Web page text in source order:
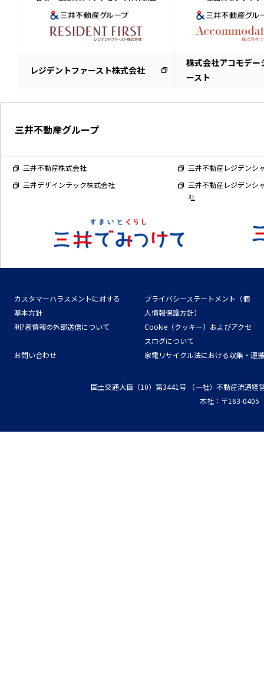
レジデントファースト株式会社
株式会社アコモデー
ースト
三井不動産グループ
三井不動産株式会社
三井不動産レジデンシ
三井デザインテック株式会社
三井不動産レジデンシ
社
カスタマーハラスメントに対する
基本方針
プライバシーステートメント（個
人情報保護方針）
利?者情報の外部送信について
Cookie（クッキー）およびアクセ
スログについて
お問い合わせ
家電リサイクル法における収集・運
国土交通大臣（10）第3441号
（一社）不動産流通経
本社：〒163-